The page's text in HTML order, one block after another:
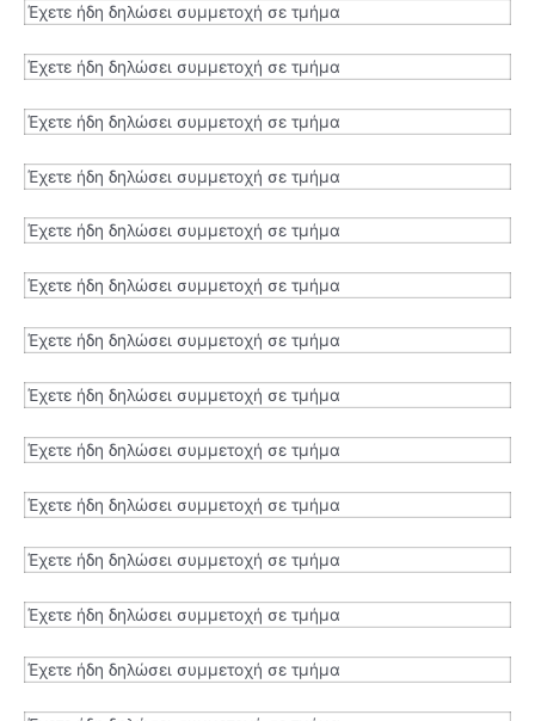
Έχετε ήδη δηλώσει συμμετοχή σε τμήμα
Έχετε ήδη δηλώσει συμμετοχή σε τμήμα
Έχετε ήδη δηλώσει συμμετοχή σε τμήμα
Έχετε ήδη δηλώσει συμμετοχή σε τμήμα
Έχετε ήδη δηλώσει συμμετοχή σε τμήμα
Έχετε ήδη δηλώσει συμμετοχή σε τμήμα
Έχετε ήδη δηλώσει συμμετοχή σε τμήμα
Έχετε ήδη δηλώσει συμμετοχή σε τμήμα
Έχετε ήδη δηλώσει συμμετοχή σε τμήμα
Έχετε ήδη δηλώσει συμμετοχή σε τμήμα
Έχετε ήδη δηλώσει συμμετοχή σε τμήμα
Έχετε ήδη δηλώσει συμμετοχή σε τμήμα
Έχετε ήδη δηλώσει συμμετοχή σε τμήμα